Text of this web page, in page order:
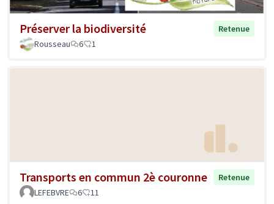
Préserver la biodiversité
Retenue
Rousseau
6 1
Transports en commun 2è couronne
Retenue
LEFEBVRE
6 11